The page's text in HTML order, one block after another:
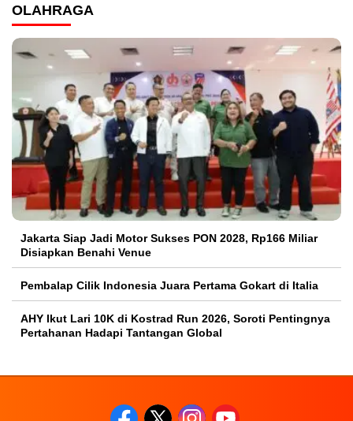
OLAHRAGA
Jakarta Siap Jadi Motor Sukses PON 2028, Rp166 Miliar
Disiapkan Benahi Venue
Pembalap Cilik Indonesia Juara Pertama Gokart di Italia
AHY Ikut Lari 10K di Kostrad Run 2026, Soroti Pentingnya
Pertahanan Hadapi Tantangan Global